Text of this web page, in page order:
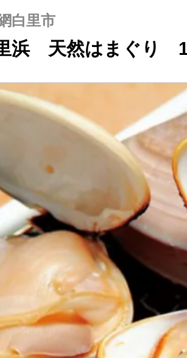
白里市
浜 天然はまぐり